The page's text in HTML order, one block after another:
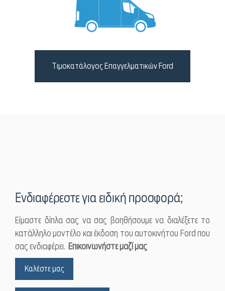
Τιμοκατάλογος Επαγγελματικών Ford
Ενδιαφέρεστε για ειδική προσφορά;
Είμαστε δίπλα σας να σας βοηθήσουμε να διαλέξετε το
κατάλληλο μοντέλο και έκδοση του αυτοκινήτου Ford που
σας ενδιαφέρει. Επικοινωνήστε μαζί μας
Καλέστε μας